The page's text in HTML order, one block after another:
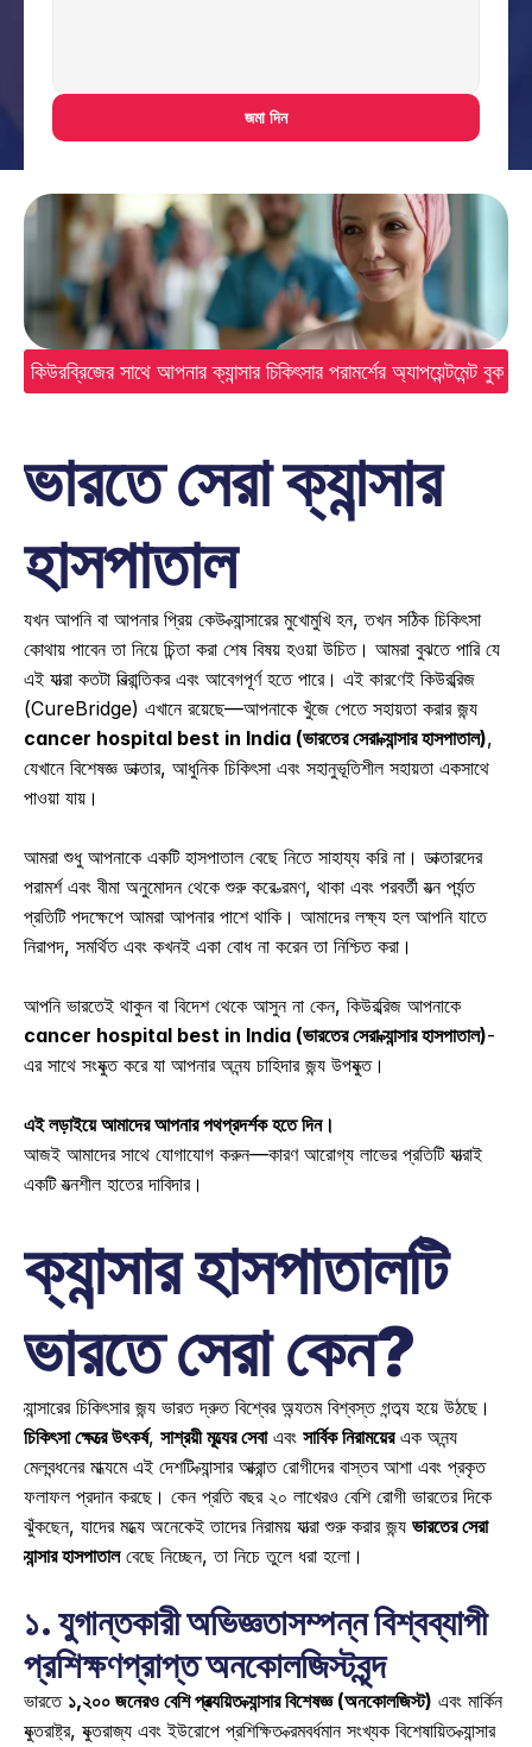
জমা দিন
কিউরব্রিজের সাথে আপনার ক্যান্সার চিকিৎসার পরামর্শের অ্যাপয়েন্টমেন্ট বুক
ভারতে সেরা ক্যান্সার
হাসপাতাল
যখন আপনি বা আপনার প্রিয় কেউ ক্যান্সারের মুখোমুখি হন, তখন সঠিক চিকিৎসা
কোথায় পাবেন তা নিয়ে চিন্তা করা শেষ বিষয় হওয়া উচিত। আমরা বুঝতে পারি যে
এই যাত্রা কতটা বিভ্রান্তিকর এবং আবেগপূর্ণ হতে পারে। এই কারণেই কিউরব্রিজ
cancer hospital best in India (ভারতের সেরা ক্যান্সার হাসপাতাল),
যেখানে বিশেষজ্ঞ ডাক্তার, আধুনিক চিকিৎসা এবং সহানুভূতিশীল সহায়তা একসাথে
পাওয়া যায়।
আমরা শুধু আপনাকে একটি হাসপাতাল বেছে নিতে সাহায্য করি না। ডাক্তারদের
পরামর্শ এবং বীমা অনুমোদন থেকে শুরু করে ভ্রমণ, থাকা এবং পরবর্তী যত্ন পর্যন্ত
প্রতিটি পদক্ষেপে আমরা আপনার পাশে থাকি। আমাদের লক্ষ্য হল আপনি যাতে
নিরাপদ, সমর্থিত এবং কখনই একা বোধ না করেন তা নিশ্চিত করা।
cancer hospital best in India (ভারতের সেরা ক্যান্সার হাসপাতাল)-
এর সাথে সংযুক্ত করে যা আপনার অনন্য চাহিদার জন্য উপযুক্ত।
এই লড়াইয়ে আমাদের আপনার পথপ্রদর্শক হতে দিন।
আজই আমাদের সাথে যোগাযোগ করুন—কারণ আরোগ্য লাভের প্রতিটি যাত্রাই
একটি যত্নশীল হাতের দাবিদার।
ক্যান্সার হাসপাতালটি
ভারতে সেরা কেন?
চিকিৎসা ক্ষেত্রে উৎকর্ষ, সাশ্রয়ী মূল্যের সেবা এবং সার্বিক নিরাময়ের এক অনন্য
মেলবন্ধনের মাধ্যমে এই দেশটি ক্যান্সার আক্রান্ত রোগীদের বাস্তব আশা এবং প্রকৃত
ফলাফল প্রদান করছে। কেন প্রতি বছর ২০ লাখেরও বেশি রোগী ভারতের দিকে
ঝুঁকছেন, যাদের মধ্যে অনেকেই তাদের নিরাময় যাত্রা শুরু করার জন্য ভারতের সেরা
ক্যান্সার হাসপাতাল বেছে নিচ্ছেন, তা নিচে তুলে ধরা হলো।
১. যুগান্তকারী অভিজ্ঞতাসম্পন্ন বিশ্বব্যাপী
প্রশিক্ষণপ্রাপ্ত অনকোলজিস্টবৃন্দ
ভারতে ১,২০০ জনেরও বেশি প্রত্যয়িত ক্যান্সার বিশেষজ্ঞ (অনকোলজিস্ট) এবং মার্কিন
যুক্তরাষ্ট্র, যুক্তরাজ্য এবং ইউরোপে প্রশিক্ষিত ক্রমবর্ধমান সংখ্যক বিশেষায়িত ক্যান্সার